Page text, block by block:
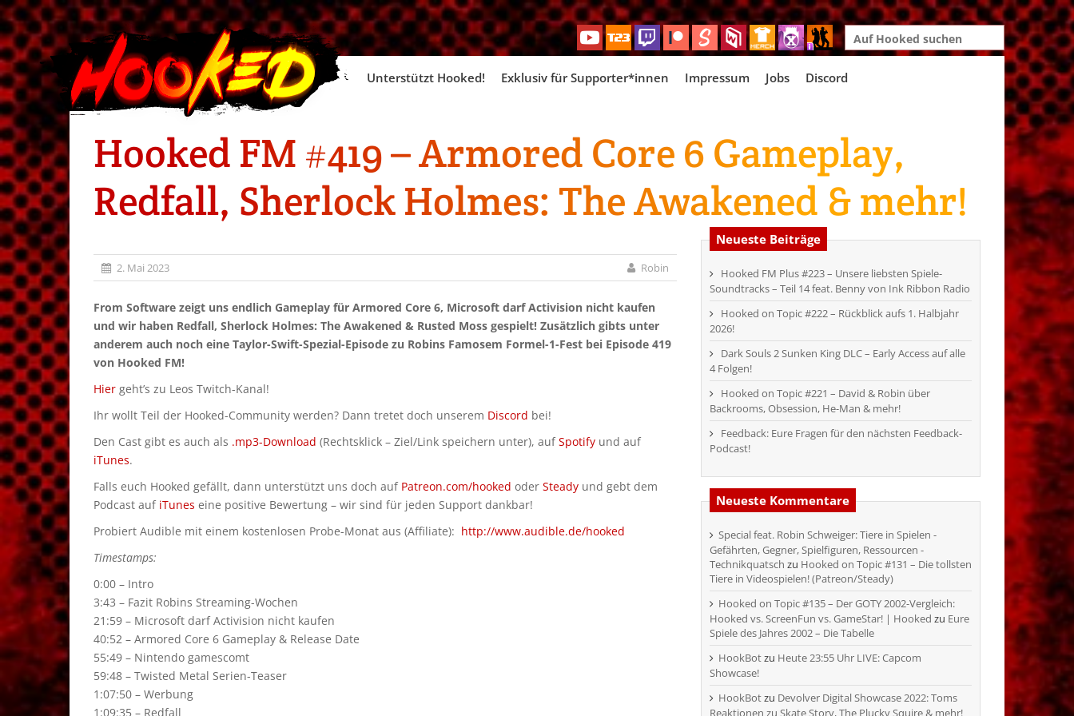
Search
for:
Skip
Unterstützt Hooked! Exklusiv für Supporter*innen Impressum Jobs Discord
Hooked FM #419 – Armored Core 6 Gameplay,
Redfall, Sherlock Holmes: The Awakened & mehr!
2. Mai 2023 Robin
From Software zeigt uns endlich Gameplay für Armored Core 6, Microsoft darf Activision nicht kaufen
und wir haben Redfall, Sherlock Holmes: The Awakened & Rusted Moss gespielt! Zusätzlich gibts unter
anderem auch noch eine Taylor-Swift-Spezial-Episode zu Robins Famosem Formel-1-Fest bei Episode 419
von Hooked FM!
Hier geht’s zu Leos Twitch-Kanal!
Ihr wollt Teil der Hooked-Community werden? Dann tretet doch unserem Discord bei!
Den Cast gibt es auch als .mp3-Download (Rechtsklick – Ziel/Link speichern unter), aufSpotify und auf
iTunes.
Falls euch Hooked gefällt, dann unterstützt uns doch auf Patreon.com/hooked oder Steady und gebt dem
Podcast auf iTunes eine positive Bewertung – wir sind für jeden Support dankbar!
Probiert Audible mit einem kostenlosen Probe-Monat aus (Affiliate): http://www.audible.de/hooked
Timestamps:
0:00 – Intro
3:43 – Fazit Robins Streaming-Wochen
21:59 – Microsoft darf Activision nicht kaufen
40:52 – Armored Core 6 Gameplay & Release Date
55:49 – Nintendo gamescomt
59:48 – Twisted Metal Serien-Teaser
1:07:50 – Werbung
1:09:35 – Redfall
Neueste Beiträge
Hooked FM Plus #223 – Unsere liebsten Spiele-
Soundtracks – Teil 14 feat. Benny von Ink Ribbon Radio
Hooked on Topic #222 – Rückblick aufs 1. Halbjahr
2026!
Dark Souls 2 Sunken King DLC – Early Access auf alle
4 Folgen!
Hooked on Topic #221 – David & Robin über
Backrooms, Obsession, He-Man & mehr!
Feedback: Eure Fragen für den nächsten Feedback-
Podcast!
Neueste Kommentare
Special feat. Robin Schweiger: Tiere in Spielen -
Gefährten, Gegner, Spielfiguren, Ressourcen -
Technikquatsch zu Hooked on Topic #131 – Die tollsten
Tiere in Videospielen! (Patreon/Steady)
Hooked on Topic #135 – Der GOTY 2002-Vergleich:
Hooked vs. ScreenFun vs. GameStar! | Hooked zu Eure
Spiele des Jahres 2002 – Die Tabelle
HookBotzu Heute 23:55 Uhr LIVE: Capcom
Showcase!
HookBotzu Devolver Digital Showcase 2022: Toms
Reaktionen zu Skate Story, The Plucky Squire & mehr!